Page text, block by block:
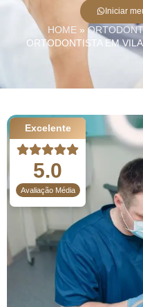
Iniciar
HOME »
ORTODONTISTA EM
Excelente
5.0
Avaliação Média